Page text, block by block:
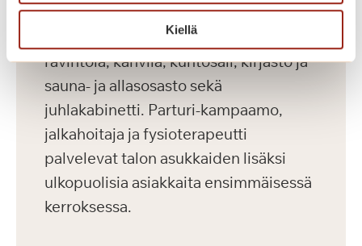
Kiellä
kerroksessa sijaitsevat asukkaiden
käytössä olevat viihtyisät yhteistilat:
ravintola, kahvila, kuntosali, kirjasto ja
sauna- ja allasosasto sekä
juhlakabinetti. Parturi-kampaamo,
jalkahoitaja ja fysioterapeutti
palvelevat talon asukkaiden lisäksi
ulkopuolisia asiakkaita ensimmäisessä
kerroksessa.